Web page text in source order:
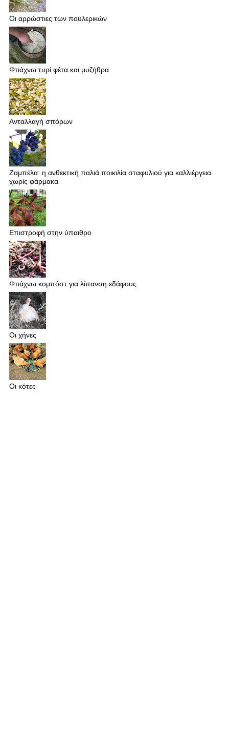
Οι αρρώστιες των πουλερικών
Φτιάχνω τυρί φέτα και μυζήθρα
Ανταλλαγή σπόρων
Ζαμπέλα: η ανθεκτική παλιά ποικιλία σταφυλιού για καλλιέργεια
χωρίς φάρμακα
Επιστροφή στην ύπαιθρο
Φτιάχνω κομπόστ για λίπανση εδάφους
Οι χήνες
Οι κότες